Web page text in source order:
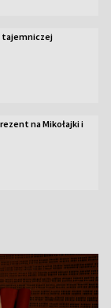
tajemniczej
na Mikołajki i